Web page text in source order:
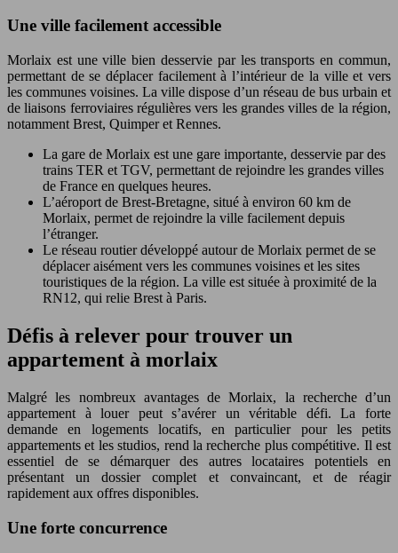
Une ville facilement accessible
Morlaix est une ville bien desservie par les transports en commun,
permettant de se déplacer facilement à l’intérieur de la ville et vers
les communes voisines. La ville dispose d’un réseau de bus urbain et
de liaisons ferroviaires régulières vers les grandes villes de la région,
notamment Brest, Quimper et Rennes.
La gare de Morlaix est une gare importante, desservie par des
trains TER et TGV, permettant de rejoindre les grandes villes
de France en quelques heures.
L’aéroport de Brest-Bretagne, situé à environ 60 km de
Morlaix, permet de rejoindre la ville facilement depuis
l’étranger.
Le réseau routier développé autour de Morlaix permet de se
déplacer aisément vers les communes voisines et les sites
touristiques de la région. La ville est située à proximité de la
RN12, qui relie Brest à Paris.
Défis à relever pour trouver un
appartement à morlaix
Malgré les nombreux avantages de Morlaix, la recherche d’un
appartement à louer peut s’avérer un véritable défi. La forte
demande en logements locatifs, en particulier pour les petits
appartements et les studios, rend la recherche plus compétitive. Il est
essentiel de se démarquer des autres locataires potentiels en
présentant un dossier complet et convaincant, et de réagir
rapidement aux offres disponibles.
Une forte concurrence